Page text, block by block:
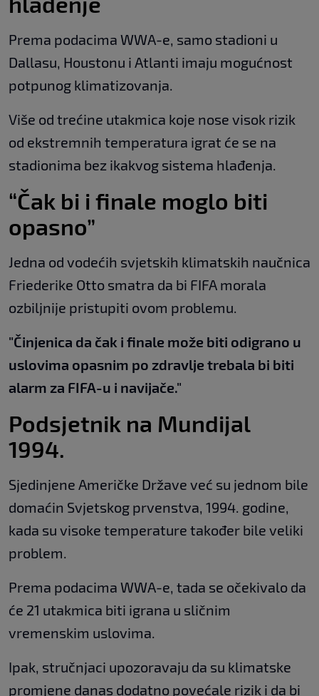
Prema podacima WWA-e, samo stadioni u
Dallasu, Houstonu i Atlanti imaju mogućnost
potpunog klimatizovanja.
Više od trećine utakmica koje nose visok rizik
od ekstremnih temperatura igrat će se na
stadionima bez ikakvog sistema hlađenja.
“Čak bi i finale moglo biti
opasno”
Jedna od vodećih svjetskih klimatskih naučnica
Friederike Otto smatra da bi FIFA morala
ozbiljnije pristupiti ovom problemu.
"Činjenica da čak i finale može biti odigrano u
uslovima opasnim po zdravlje trebala bi biti
alarm za FIFA-u i navijače."
Podsjetnik na Mundijal
1994.
Sjedinjene Američke Države već su jednom bile
domaćin Svjetskog prvenstva, 1994. godine,
kada su visoke temperature također bile veliki
problem.
Prema podacima WWA-e, tada se očekivalo da
će 21 utakmica biti igrana u sličnim
vremenskim uslovima.
Ipak, stručnjaci upozoravaju da su klimatske
promjene danas dodatno povećale rizik i da bi